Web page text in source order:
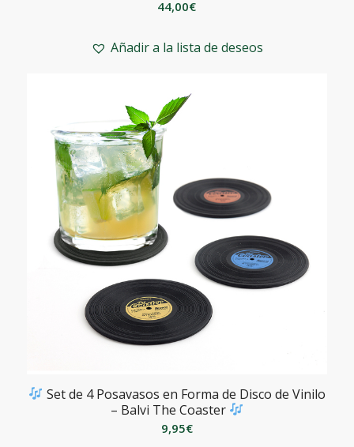
44,00€
Añadir a la lista de deseos
Set de 4 Posavasos en Forma de Disco de Vinilo
– Balvi The Coaster
9,95€